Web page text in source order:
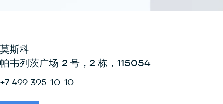
莫斯科
帕韦列茨广场 2 号，2 栋，115054
+7 499 395-10-10